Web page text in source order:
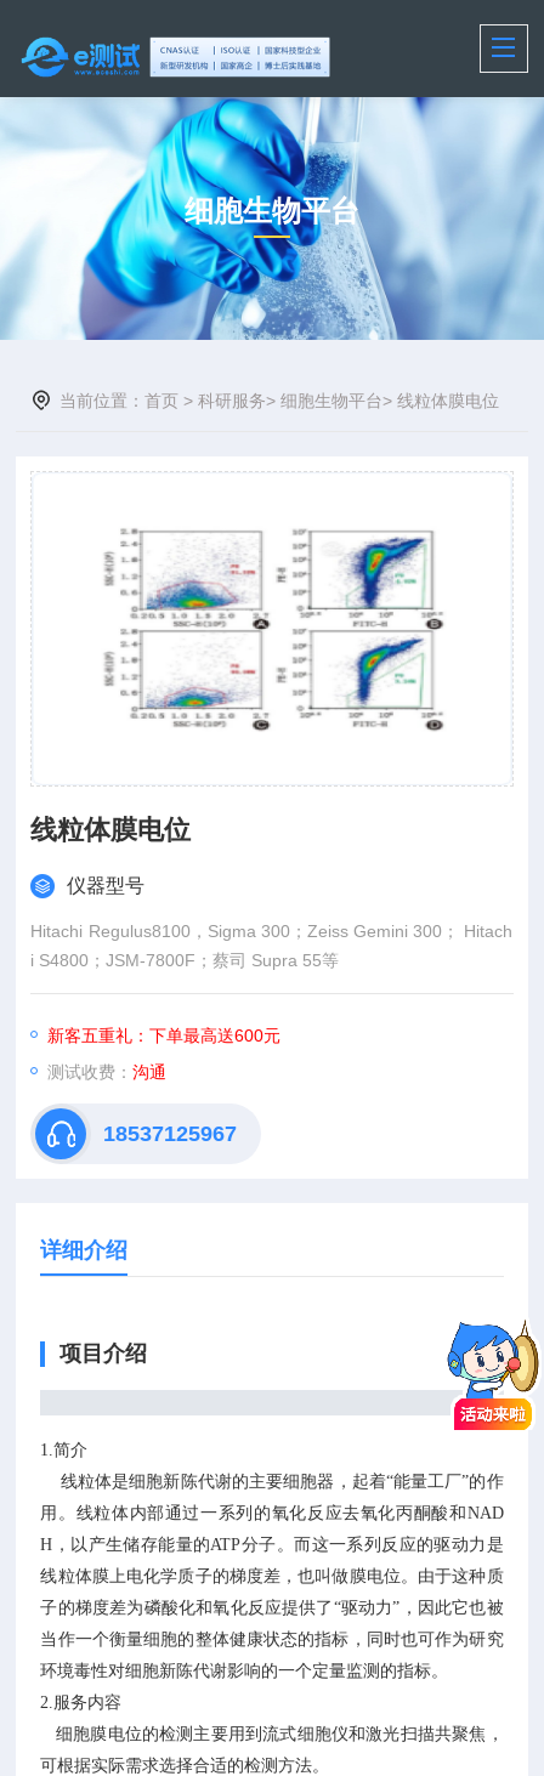
细胞生物平台
当前位置：首页 >科研服务>细胞生物平台>线粒体膜电位
线粒体膜电位
仪器型号
Hitachi Regulus8100，Sigma 300；Zeiss Gemini 300； Hitach
i S4800；JSM-7800F；蔡司 Supra 55等
新客五重礼：下单最高送600元
测试收费：沟通
18537125967
详细介绍
项目介绍
1.简介
线粒体是细胞新陈代谢的主要细胞器，起着“能量工厂”的作
用。线粒体内部通过一系列的氧化反应去氧化丙酮酸和NAD
H，以产生储存能量的ATP分子。而这一系列反应的驱动力是
线粒体膜上电化学质子的梯度差，也叫做膜电位。由于这种质
子的梯度差为磷酸化和氧化反应提供了“驱动力”，因此它也被
当作一个衡量细胞的整体健康状态的指标，同时也可作为研究
环境毒性对细胞新陈代谢影响的一个定量监测的指标。
2.服务内容
细胞膜电位的检测主要用到流式细胞仪和激光扫描共聚焦，
可根据实际需求选择合适的检测方法。